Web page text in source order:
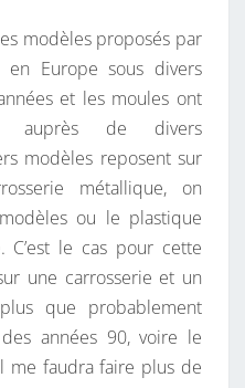
I
O
M
modèles proposés par
Europe sous divers
et les moules ont
auprès de divers
modèles reposent sur
métallique, on
ou le plastique
le cas pour cette
une carrosserie et un
que probablement
années 90, voire le
me faudra faire plus de